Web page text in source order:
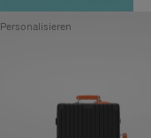
Personalisieren